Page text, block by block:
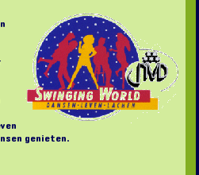
genieten.